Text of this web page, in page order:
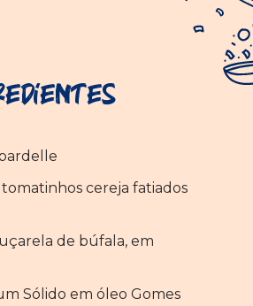
cereja fatiados
de búfala, em
Sólido em óleo Gomes